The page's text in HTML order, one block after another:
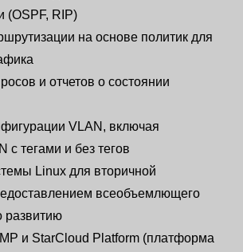
(OSPF, RIP)
на основе политик для
и отчетов о состоянии
VLAN, включая
с тегами и без тегов
Linux для вторичной
всеобъемлющего
развитию
и StarCloud Platform (платформа